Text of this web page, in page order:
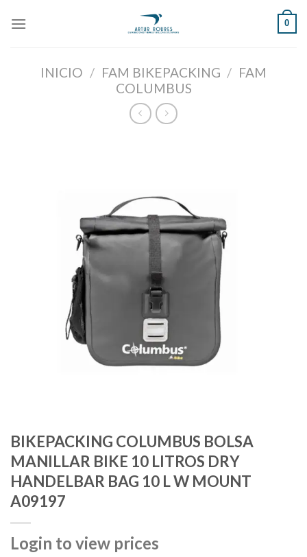
0
INICIO / FAM BIKEPACKING / FAM
COLUMBUS
BIKEPACKING COLUMBUS BOLSA
MANILLAR BIKE 10 LITROS DRY
HANDELBAR BAG 10 L W MOUNT
A09197
Login to view prices